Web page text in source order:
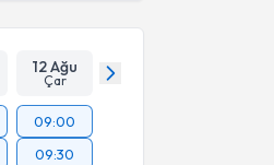
12 Ağu
Çar
09:00
09:30